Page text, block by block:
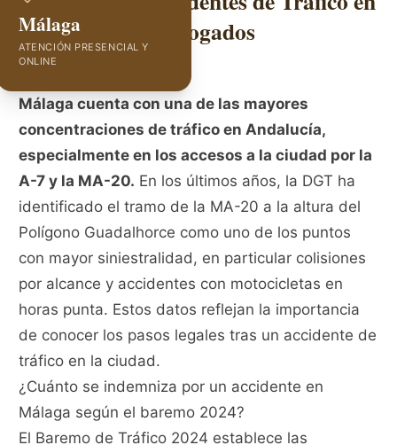
Málaga | GVC Abogados
Málaga
ATENCIÓN PRESENCIAL Y
ONLINE
Málaga cuenta con una de las mayores
concentraciones de tráfico en Andalucía,
especialmente en los accesos a la ciudad por la
A-7 y la MA-20. En los últimos años, la DGT ha
identificado el tramo de la MA-20 a la altura del
Polígono Guadalhorce como uno de los puntos
con mayor siniestralidad, en particular colisiones
por alcance y accidentes con motocicletas en
horas punta. Estos datos reflejan la importancia
de conocer los pasos legales tras un accidente de
tráfico en la ciudad.
¿Cuánto se indemniza por un accidente en
Málaga según el baremo 2024?
El Baremo de Tráfico 2024 establece las